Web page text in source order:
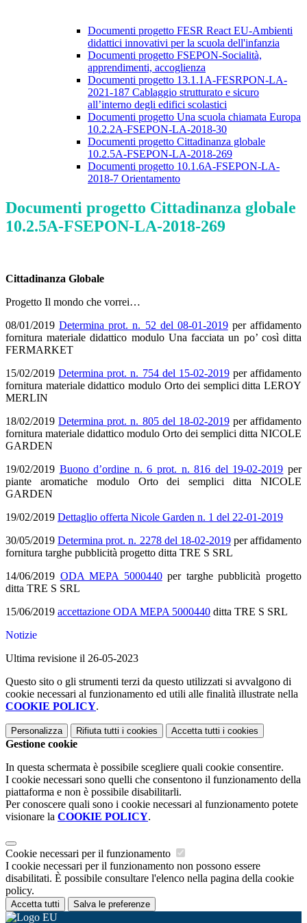
Documenti progetto FESR React EU-Ambienti
didattici innovativi per la scuola dell'infanzia
Documenti progetto FSEPON-Socialità,
apprendimenti, accoglienza
Documenti progetto 13.1.1A-FESRPON-LA-
2021-187 Cablaggio strutturato e sicuro
all’interno degli edifici scolastici
Documenti progetto Una scuola chiamata Europa
10.2.2A-FSEPON-LA-2018-30
Documenti progetto Cittadinanza globale
10.2.5A-FSEPON-LA-2018-269
Documenti progetto 10.1.6A-FSEPON-LA-
2018-7 Orientamento
Documenti progetto Cittadinanza globale
10.2.5A-FSEPON-LA-2018-269
Cittadinanza Globale
Progetto Il mondo che vorrei…
08/01/2019Determina prot. n. 52 del 08-01-2019per affidamento
fornitura materiale didattico modulo Una facciata un po’ così ditta
FERMARKET
15/02/2019Determina prot. n. 754 del 15-02-2019per affidamento
fornitura materiale didattico modulo Orto dei semplici ditta LEROY
MERLIN
18/02/2019Determina prot. n. 805 del 18-02-2019per affidamento
fornitura materiale didattico modulo Orto dei semplici ditta NICOLE
GARDEN
19/02/2019 Buono d’ordine n. 6 prot. n. 816 del 19-02-2019 per
piante aromatiche modulo Orto dei semplici ditta NICOLE
GARDEN
19/02/2019 Dettaglio offerta Nicole Garden n. 1 del 22-01-2019
30/05/2019Determina prot. n. 2278 del 18-02-2019per affidamento
fornitura targhe pubblicità progetto ditta TRE S SRL
14/06/2019 ODA MEPA 5000440per targhe pubblicità progetto
ditta TRE S SRL
15/06/2019 accettazione ODA MEPA 5000440 ditta TRE S SRL
Notizie
Ultima revisione il 26-05-2023
Questo sito o gli strumenti terzi da questo utilizzati si avvalgono di
cookie necessari al funzionamento ed utili alle finalità illustrate nella
COOKIE POLICY.
Personalizza Rifiuta tutti i cookies Accetta tutti i cookies
Gestione cookie
In questa schermata è possibile scegliere quali cookie consentire.
I cookie necessari sono quelli che consentono il funzionamento della
piattaforma e non è possibile disabilitarli.
Per conoscere quali sono i cookie necessari al funzionamento potete
visionare la COOKIE POLICY.
Cookie necessari per il funzionamento
I cookie necessari per il funzionamento non possono essere
disabilitati. È possibile consultare l'elenco nella pagina della cookie
policy.
Accetta tutti Salva le preferenze